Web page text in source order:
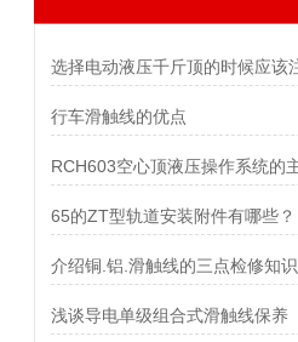
行车滑触线的优点
65的ZT型轨道安装附件有哪些？
介绍铜.铝.滑触线的三点检修知识
浅谈导电单级组合式滑触线保养